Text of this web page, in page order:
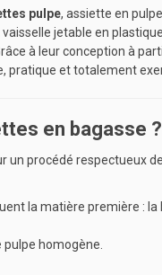
pulpe, assiette en
jetable en
à leur conception à
pratique et totalement
en bagasse ?
un procédé respectueux
la matière première : la
homogène.